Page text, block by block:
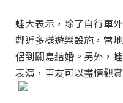
蛙大表示，除了自行車
鄰近多樣遊樂設施，當
侶到關島結婚。另外，
表演，車友可以盡情觀賞